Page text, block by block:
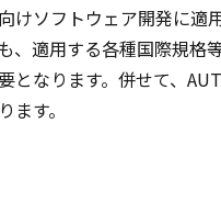
けソフトウェア開発に適
、適用する各種国際規格
となります。併せて、
ます。